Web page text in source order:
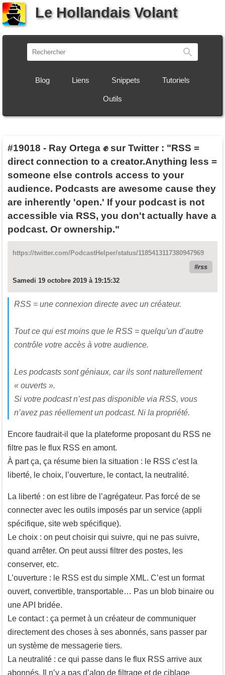
Le Hollandais Volant
Blog Liens Snippets Tutoriels
Outils
#19018 - Ray Ortega ✊ sur Twitter : "RSS =
direct connection to a creator.Anything less =
someone else controls access to your
audience. Podcasts are awesome cause they
are inherently 'open.' If your podcast is not
accessible via RSS, you don't actually have a
podcast. Or ownership."
https://twitter.com/PodcastHelper/status/1185413117380947969
rss
Samedi 19 octobre 2019 à 19:15:32
RSS = une connexion directe avec un créateur.
Tout ce qui est moins que le RSS = quelqu’un d’autre
contrôle votre accès à votre audience.
Les podcasts sont géniaux, car ils sont naturellement
« ouverts ».
Si votre podcast n’est pas disponible via RSS, vous
n’avez pas réellement un podcast. Ni la propriété.
Encore faudrait-il que la plateforme proposant du RSS ne
filtre pas le flux RSS en amont.
À part ça, ça résume bien la situation : le RSS c’est la
liberté, le choix, l’ouverture, le contact, la neutralité.
La liberté : on est libre de l’agrégateur. Pas forcé de se
connecter avec les outils imposés par un service (appli
spécifique, site web spécifique).
Le choix : on peut choisir qui suivre, qui ne pas suivre,
quand arrêter. On peut aussi filtrer des postes, les
conserver, etc.
L’ouverture : le RSS est du simple XML. C’est un format
ouvert, convertible, transportable… Pas un blob binaire ou
une API bridée.
Le contact : ça permet à un créateur de communiquer
directement des choses à ses abonnés, sans passer par
un système de messagerie tiers.
La neutralité : ce qui passe dans le flux RSS arrive aux
abonnés. Il n’y a pas d’algo de filtrage et de ciblage